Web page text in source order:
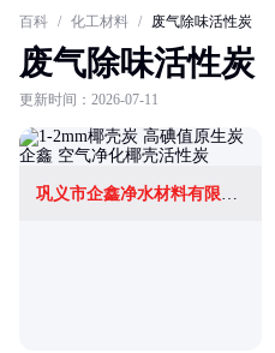
百科 / 化工材料 / 废气除味活性炭
废气除味活性炭
更新时间：2026-07-11
巩义市企鑫净水材料有限公司